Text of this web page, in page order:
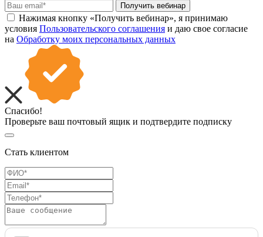
Получить вебинар
Нажимая кнопку «Получить вебинар», я принимаю
условия Пользовательского соглашения и даю свое согласие
на Обработку моих персональных данных
Спасибо!
Проверьте ваш почтовый ящик и подтвердите подписку
Стать клиентом